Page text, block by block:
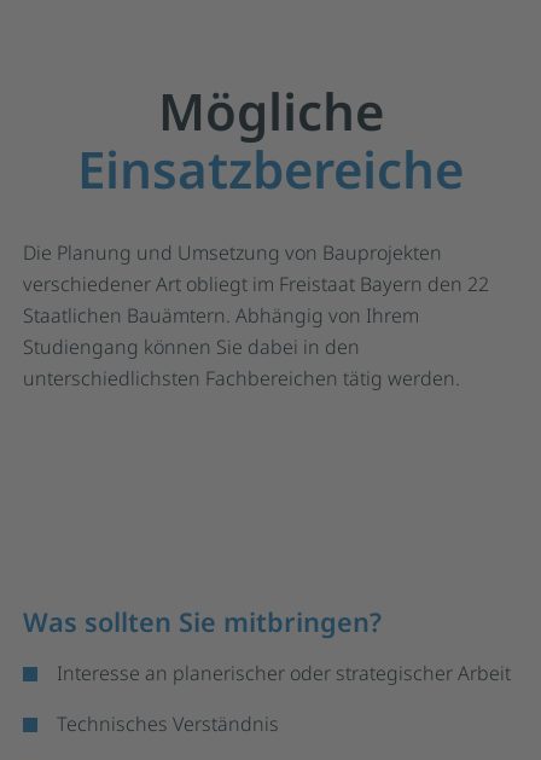
Mögliche
Einsatzbereiche
Die Planung und Umsetzung von Bauprojekten
verschiedener Art obliegt im Freistaat Bayern den 22
Staatlichen Bauämtern. Abhängig von Ihrem
Studiengang können Sie dabei in den
unterschiedlichsten Fachbereichen tätig werden.
Was sollten Sie mitbringen?
Interesse an planerischer oder strategischer Arbeit
Technisches Verständnis